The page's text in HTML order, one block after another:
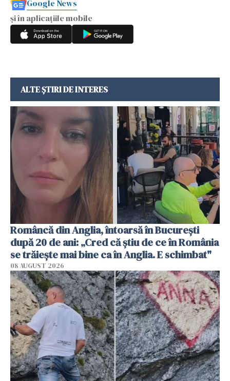
Google News
și în aplicațiile mobile
ALTE ȘTIRI DE INTERES
Româncă din Anglia, întoarsă în București
după 20 de ani: „Cred că știu de ce în România
se trăiește mai bine ca în Anglia. E schimbat"
08 AUGUST 2026